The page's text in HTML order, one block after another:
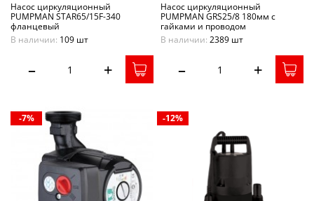
Насос циркуляционный
PUMPMAN STAR65/15F-340
фланцевый
В наличии: 109 шт
– +
Насос циркуляционный
PUMPMAN GRS25/8 180мм с
гайками и проводом
В наличии: 2389 шт
– +
-7% -12%